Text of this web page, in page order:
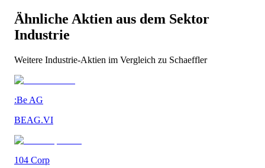
Ähnliche Aktien aus dem Sektor
Industrie
Weitere Industrie-Aktien im Vergleich zu Schaeffler
:Be AG
BEAG.VI
104 Corp